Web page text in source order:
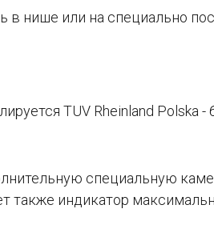
в нише или на специально
TUV Rheinland
специальную
также индикатор